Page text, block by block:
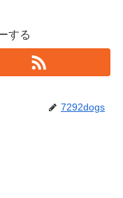
する
7292dogs